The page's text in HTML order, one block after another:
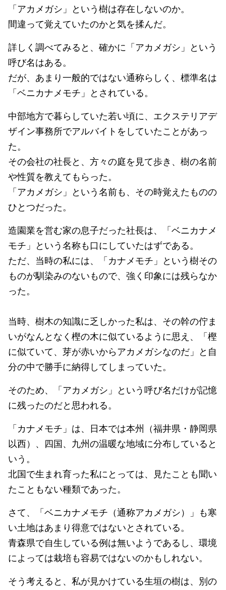
「アカメガシ」という樹は存在しないのか。
間違って覚えていたのかと気を揉んだ。
詳しく調べてみると、確かに「アカメガシ」という
呼び名はある。
だが、あまり一般的ではない通称らしく、標準名は
「ベニカナメモチ」とされている。
中部地方で暮らしていた若い頃に、エクステリアデ
ザイン事務所でアルバイトをしていたことがあっ
た。
その会社の社長と、方々の庭を見て歩き、樹の名前
や性質を教えてもらった。
「アカメガシ」という名前も、その時覚えたものの
ひとつだった。
造園業を営む家の息子だった社長は、「ベニカナメ
モチ」という名称も口にしていたはずである。
ただ、当時の私には、「カナメモチ」という樹その
ものが馴染みのないもので、強く印象には残らなか
った。
当時、樹木の知識に乏しかった私は、その幹の佇ま
いがなんとなく樫の木に似ているように思え、「樫
に似ていて、芽が赤いからアカメガシなのだ」と自
分の中で勝手に納得してしまっていた。
そのため、「アカメガシ」という呼び名だけが記憶
に残ったのだと思われる。
「カナメモチ」は、日本では本州（福井県・静岡県
以西）、四国、九州の温暖な地域に分布していると
いう。
北国で生まれ育った私にとっては、見たことも聞い
たこともない種類であった。
さて、「ベニカナメモチ（通称アカメガシ）」も寒
い土地はあまり得意ではないとされている。
青森県で自生している例は無いようであるし、環境
によっては栽培も容易ではないのかもしれない。
そう考えると、私が見かけている生垣の樹は、別の